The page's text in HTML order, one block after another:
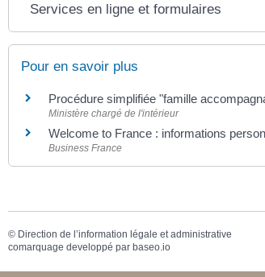
Services en ligne et formulaires
Pour en savoir plus
Procédure simplifiée "famille
Ministère chargé de l'intérieur
Welcome to France : informations
Business France
© Direction de l’information légale et administrative
comarquage developpé par baseo.io